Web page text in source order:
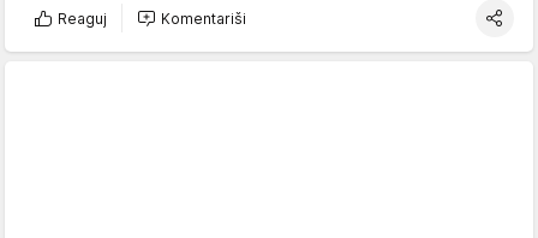
Reaguj Komentariši